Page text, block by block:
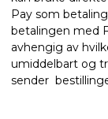
Pay som
betalingen med
avhengig av
umiddelbart og
sender